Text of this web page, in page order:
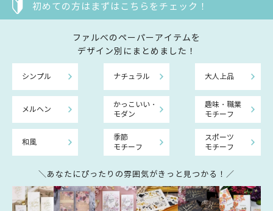
初めての方はまずはこちらをチェック！
ファルべのペーパーアイテムを
デザイン別にまとめました！
シンプル ナチュラル 大人上品
メルヘン
かっこいい・
モダン
趣味・職業
モチーフ
和風
季節
モチーフ
スポーツ
モチーフ
＼あなたにぴったりの雰囲気がきっと見つかる！／